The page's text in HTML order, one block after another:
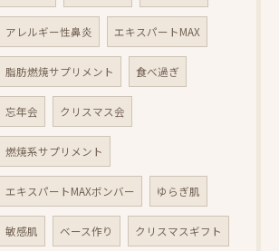
アレルギー性鼻炎 エキスパートMAX
脂肪燃焼サプリメント 食べ過ぎ
忘年会 クリスマス会
燃焼系サプリメント
エキスパートMAXボンバー ゆらぎ肌
敏感肌 ベース作り クリスマスギフト